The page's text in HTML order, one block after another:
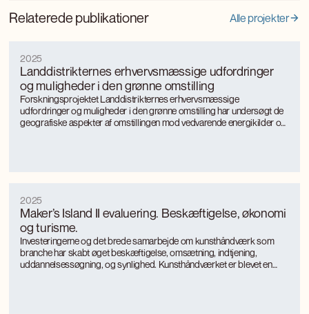
Relaterede publikationer Alle projekter
Landdistrikternes erhvervsmæssige udfordringer
og muligheder i den grønne omstilling
2025
Forskningsprojektet Landdistrikternes erhvervsmæssige
udfordringer og muligheder i den grønne omstilling har undersøgt de
geografiske aspekter af omstillingen mod vedvarende energikilder og
Maker’s Island II evaluering. Beskæftigelse, økonomi
og turisme.
2025
Investeringerne og det brede samarbejde om kunsthåndværk som
branche har skabt øget beskæftigelse, omsætning, indtjening,
uddannelsessøgning, og synlighed. Kunsthåndværket er blevet en